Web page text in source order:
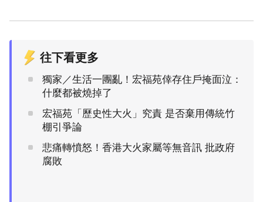
往下看更多
獨家／生活一團亂！宏福苑倖存住戶掩面泣：
什麼都被燒掉了
宏福苑「歷史性大火」究責 是否棄用傳統竹
棚引爭論
悲痛轉憤怒！香港大火家屬等無音訊 批政府
腐敗